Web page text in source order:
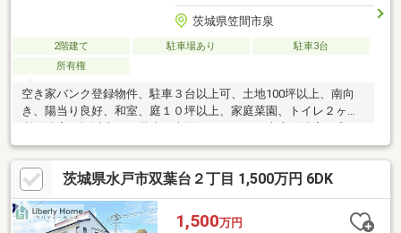
茨城県笠間市泉
2階建て 駐車場あり
駐車3台
所有権
空き家バンク登録物件、駐車３台以上可、土地100坪以上、南向
き、陽当り良好、和室、庭１０坪以上、家庭菜園、トイレ２ヶ
通風良好、ウッドデッキ
茨城県水戸市双葉台２丁目 1,500万円 6DK
1,500万円